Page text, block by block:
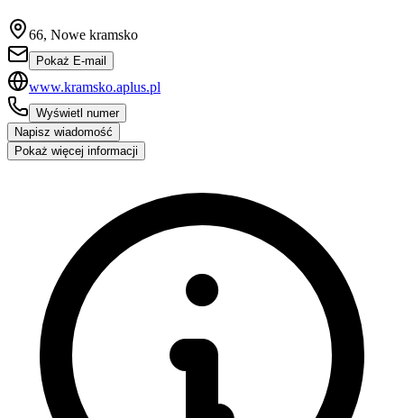
66, Nowe kramsko
Pokaż E-mail
www.kramsko.aplus.pl
Wyświetl numer
Napisz wiadomość
Pokaż więcej informacji